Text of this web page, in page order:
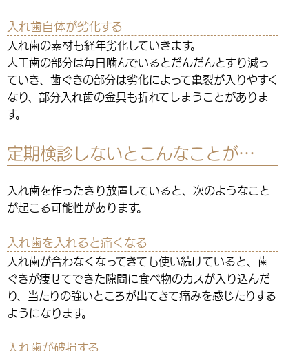
入れ歯自体が劣化する
入れ歯の素材も経年劣化していきます。
人工歯の部分は毎日噛んでいるとだんだんとすり減っ
ていき、歯ぐきの部分は劣化によって亀裂が入りやすく
なり、部分入れ歯の金具も折れてしまうことがありま
す。
定期検診しないとこんなことが…
入れ歯を作ったきり放置していると、次のようなこと
が起こる可能性があります。
入れ歯を入れると痛くなる
入れ歯が合わなくなってきても使い続けていると、歯
ぐきが痩せてできた隙間に食べ物のカスが入り込んだ
り、当たりの強いところが出てきて痛みを感じたりする
ようになります。
入れ歯が破損する